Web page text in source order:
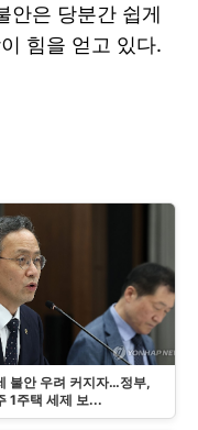
안은 당분간 쉽게
힘을 얻고 있다.
불안 우려 커지자…정부,
1주택 세제 보...